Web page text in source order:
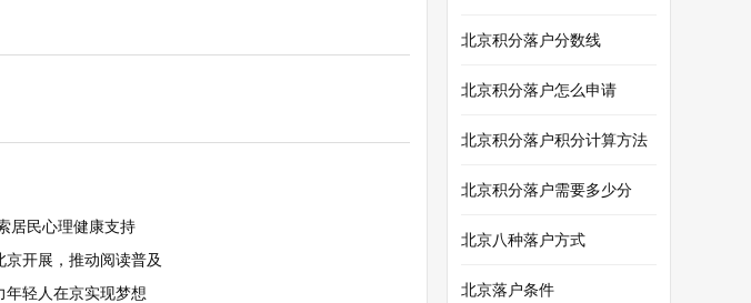
居民心理健康支持
京开展，推动阅读普及
年轻人在京实现梦想
北京积分落户分数线
北京积分落户怎么申请
北京积分落户积分计算方法
北京积分落户需要多少分
北京八种落户方式
北京落户条件